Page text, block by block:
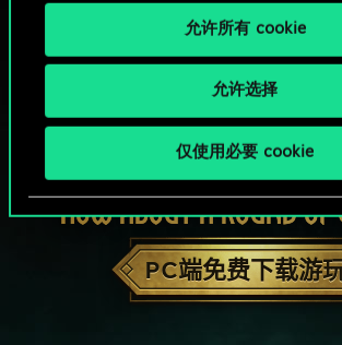
允许所有 cookie
允许选择
仅使用必要 cookie
HOW ABOUT A ROUND OF
PC端免费下载游